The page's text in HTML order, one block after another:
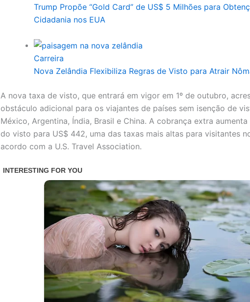
Trump Propõe “Gold Card” de US$ 5 Milhões para
Cidadania nos EUA
Carreira
Nova Zelândia Flexibiliza Regras de Visto para Atrair
A nova taxa de visto, que entrará em vigor em 1º de outubro,
obstáculo adicional para os viajantes de países sem isenção de
México, Argentina, Índia, Brasil e China. A cobrança extra
do visto para US$ 442, uma das taxas mais altas para visitantes
acordo com a U.S. Travel Association.